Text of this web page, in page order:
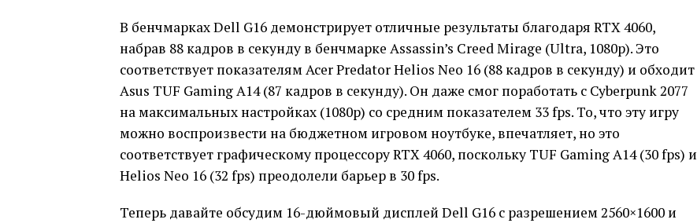
В бенчмарках Dell G16 демонстрирует отличные результаты благодаря RTX 4060,
набрав 88 кадров в секунду в бенчмарке Assassin’s Creed Mirage (Ultra, 1080p). Это
соответствует показателям Acer Predator Helios Neo 16 (88 кадров в секунду) и обходит
Asus TUF Gaming A14 (87 кадров в секунду). Он даже смог поработать с Cyberpunk 2077
на максимальных настройках (1080p) со средним показателем 33 fps. То, что эту игру
можно воспроизвести на бюджетном игровом ноутбуке, впечатляет, но это
соответствует графическому процессору RTX 4060, поскольку TUF Gaming A14 (30 fps) и
Helios Neo 16 (32 fps) преодолели барьер в 30 fps.
Теперь давайте обсудим 16-дюймовый дисплей Dell G16 с разрешением 2560×1600 и